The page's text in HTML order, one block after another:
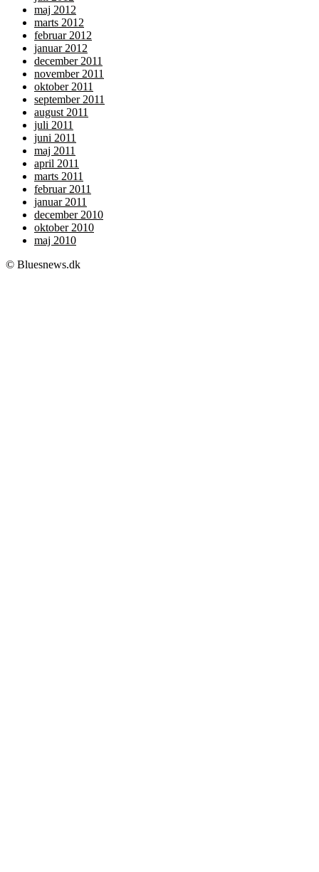
maj 2012
marts 2012
februar 2012
januar 2012
december 2011
november 2011
oktober 2011
september 2011
august 2011
juli 2011
juni 2011
maj 2011
april 2011
marts 2011
februar 2011
januar 2011
december 2010
oktober 2010
maj 2010
© Bluesnews.dk